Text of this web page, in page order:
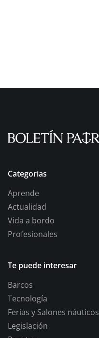
Categorias
Aprende
Actualidad
Vida a bordo
Profesionales
Te puede interesar
Barcos
Tecnología
Ferias y Salones náuticos
Legislación